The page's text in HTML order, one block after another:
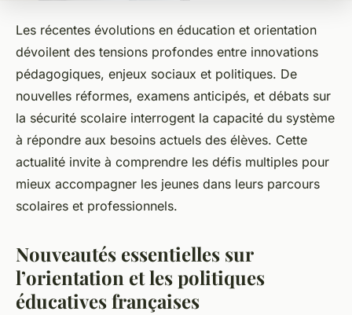
Les récentes évolutions en éducation et orientation
dévoilent des tensions profondes entre innovations
pédagogiques, enjeux sociaux et politiques. De
nouvelles réformes, examens anticipés, et débats sur
la sécurité scolaire interrogent la capacité du système
à répondre aux besoins actuels des élèves. Cette
actualité invite à comprendre les défis multiples pour
mieux accompagner les jeunes dans leurs parcours
scolaires et professionnels.
Nouveautés essentielles sur
l’orientation et les politiques
éducatives françaises